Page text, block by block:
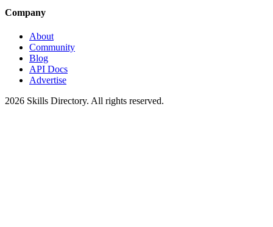
Company
About
Community
Blog
API Docs
Advertise
2026 Skills Directory. All rights reserved.